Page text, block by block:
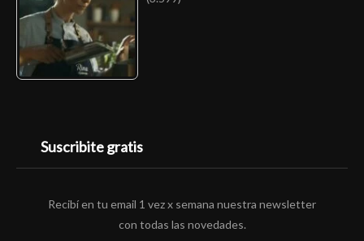
Suscribite gratis
Recibí en tu email 1 vez x semana nuestra newsletter
con todas las novedades.